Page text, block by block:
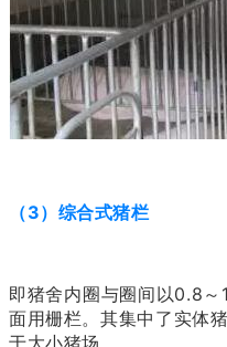
（3）综合式猪栏
即猪舍内圈与圈间以0.8
面用栅栏。其集中了实体